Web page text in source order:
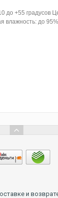
до +55 градусов
влажность: до 95%
и